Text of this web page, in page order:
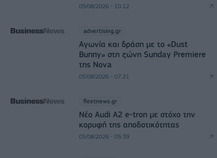
05/08/2026 - 10:12
advertising.gr
Αγωνία και δράση με το «Dust
Bunny» στη ζώνη Sunday Premiere
της Nova
05/08/2026 - 07:21
fleetnews.gr
Νέο Audi A2 e-tron με στόχο την
κορυφή της αποδοτικότητας
05/08/2026 - 05:39